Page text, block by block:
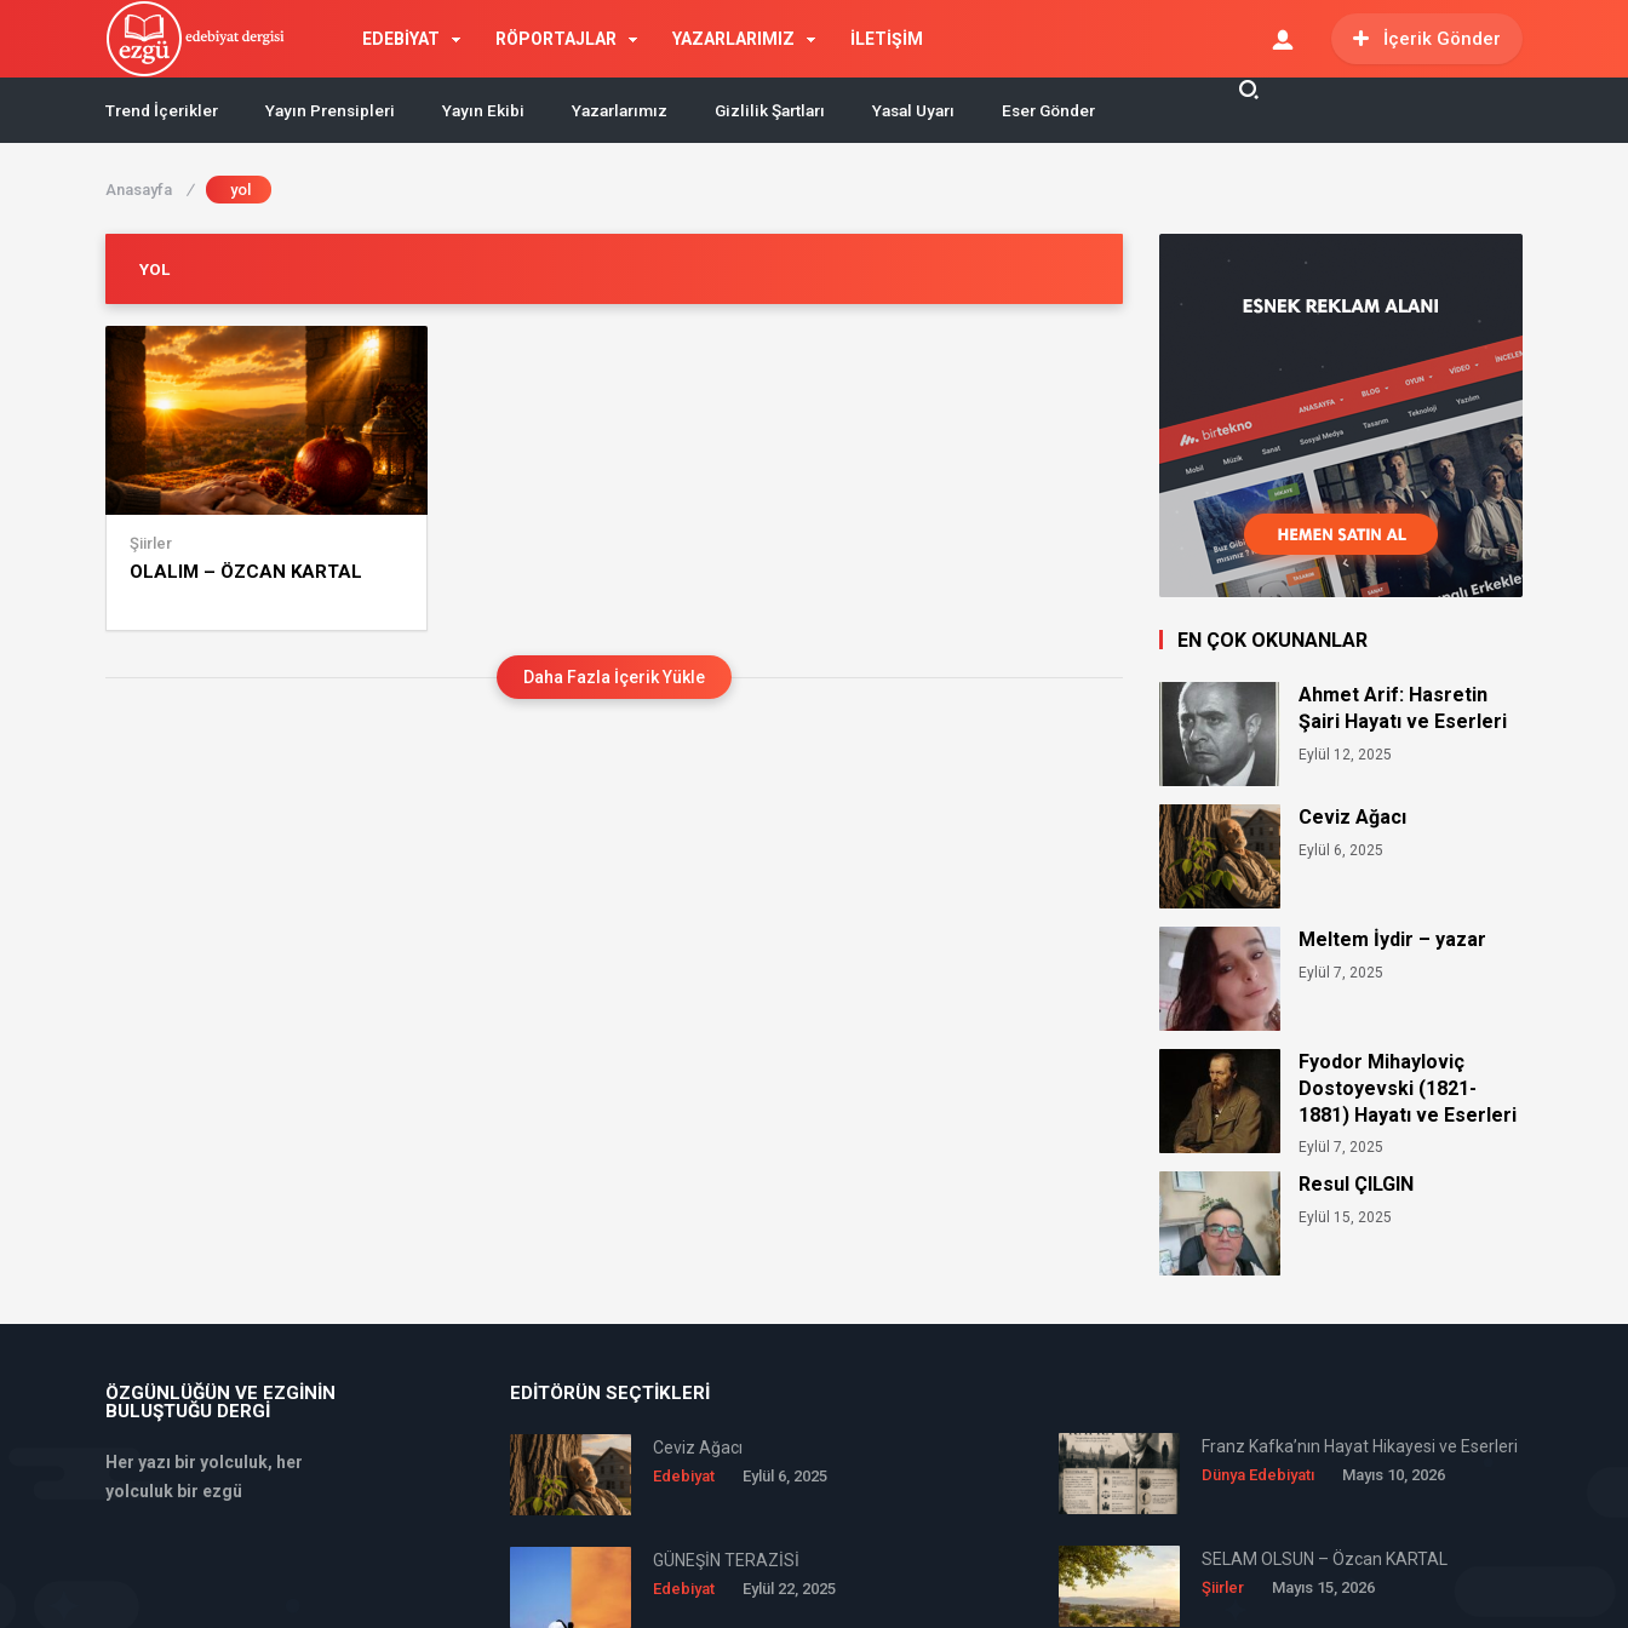
EDEBİYAT RÖPORTAJLAR YAZARLARIMIZ İLETİŞİM İçerik Gönder
Trend İçerikler Yayın Prensipleri Yayın Ekibi Yazarlarımız Gizlilik Şartları Yasal Uyarı Eser Gönder
Anasayfa / yol
YOL
Şiirler
OLALIM – ÖZCAN KARTAL
Daha Fazla İçerik Yükle
EN ÇOK OKUNANLAR
Ahmet Arif: Hasretin
Şairi Hayatı ve Eserleri
Eylül 12, 2025
Ceviz Ağacı
Eylül 6, 2025
Meltem İydir – yazar
Eylül 7, 2025
Fyodor Mihayloviç
Dostoyevski (1821-
1881) Hayatı ve Eserleri
Eylül 7, 2025
Resul ÇILGIN
Eylül 15, 2025
ÖZGÜNLÜĞÜN VE EZGININ
BULUŞTUĞU DERGI
Her yazı bir yolculuk, her
yolculuk bir ezgü
EDITÖRÜN SEÇTIKLERI
Ceviz Ağacı
Edebiyat Eylül 6, 2025
Franz Kafka’nın Hayat Hikayesi ve Eserleri
Dünya Edebiyatı Mayıs 10, 2026
GÜNEŞİN TERAZİSİ
Edebiyat Eylül 22, 2025
SELAM OLSUN – Özcan KARTAL
Şiirler Mayıs 15, 2026